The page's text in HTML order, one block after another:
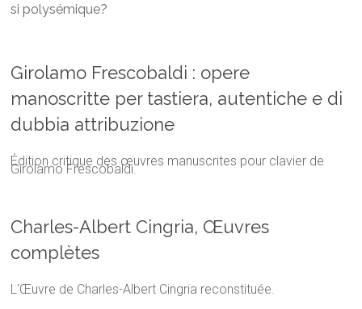
si polysémique?
Girolamo Frescobaldi : opere
manoscritte per tastiera, autentiche e di
dubbia attribuzione
Édition critique des œuvres manuscrites pour clavier de
Girolamo Frescobaldi.
Charles-Albert Cingria, Œuvres
complètes
L'Œuvre de Charles-Albert Cingria reconstituée.